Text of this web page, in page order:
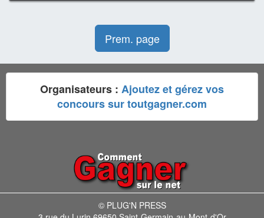
Prem. page
Organisateurs : Ajoutez et gérez vos
concours sur toutgagner.com
© PLUG'N PRESS